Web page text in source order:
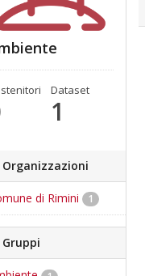
Dataset
1
Organizzazioni
di Rimini 1
Gruppi